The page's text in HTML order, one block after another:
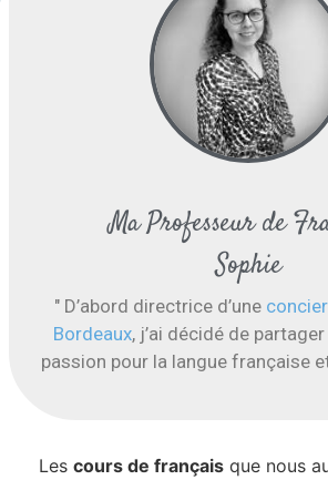
Ma Professeur de
Sophie
" D’abord directrice d’une
Bordeaux, j’ai décidé de
passion pour la langue française
Les cours de français que nous